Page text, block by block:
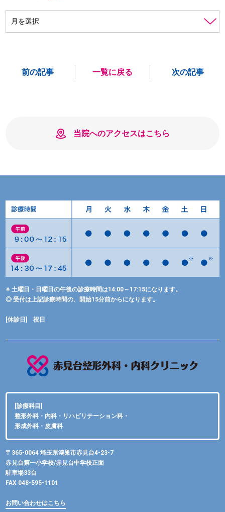
前の記事 一覧に戻る 次の記事
当院へのアクセスはこちら
※ 土曜日・日曜日の午後の診療時間は14:00～17:15になります。
◎ 受付は上記診療時間の、開始15分前からになります。
[休診日] 祝日
[診療科目]
整形外科・内科・リハビリテーション科・
形成外科・皮膚科
〒365-0064 埼玉県鴻巣市赤見台4-23-7
赤見台第一小学校/赤見台中学校正面
駐車場33台
FAX 048-595-1101
お問い合わせはこちら